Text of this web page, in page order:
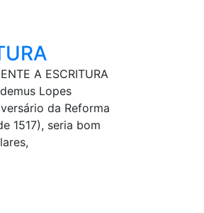
A ESCRITURA
Lopes
da Reforma
1517), seria bom